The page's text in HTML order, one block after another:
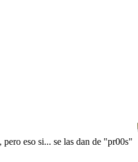
eso si... se las dan de "pr00s"